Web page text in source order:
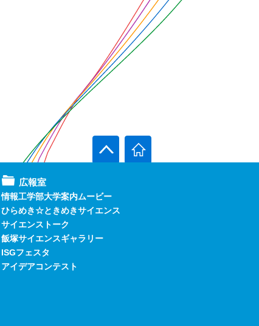
広報室
情報工学部大学案内ムービー
ひらめき☆ときめきサイエンス
サイエンストーク
飯塚サイエンスギャラリー
ISGフェスタ
アイデアコンテスト